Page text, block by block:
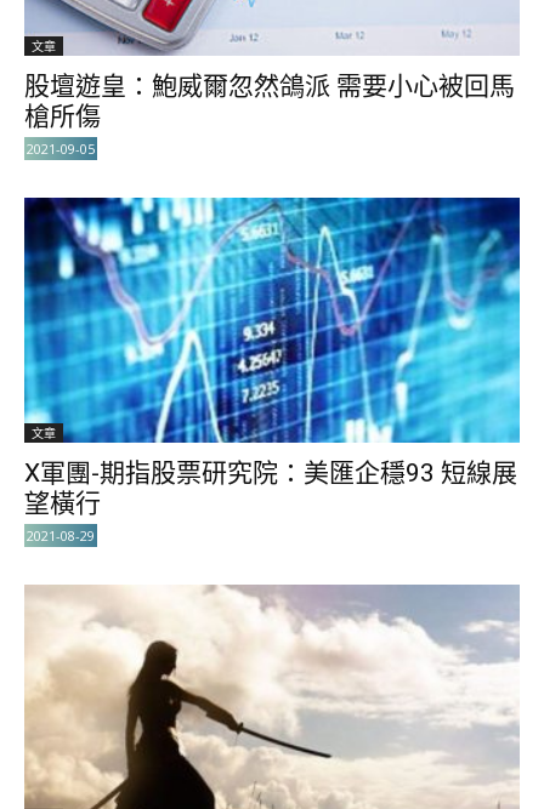
文章
股壇遊皇：鮑威爾忽然鴿派 需要小心被回馬
槍所傷
2021-09-05
文章
X軍團-期指股票研究院：美匯企穩93 短線展
望橫行
2021-08-29